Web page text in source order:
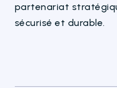
partenariat
sécurisé et durable.